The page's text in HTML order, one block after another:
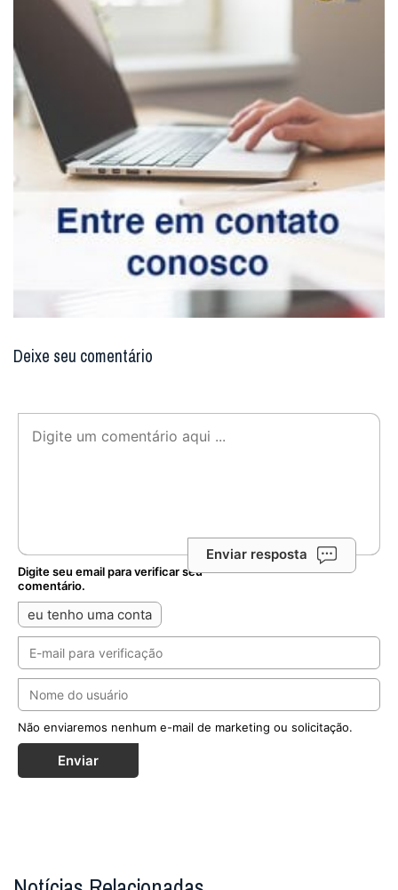
Deixe seu comentário
Enviar resposta
Digite seu email para verificar seu
comentário.
eu tenho uma conta
Não enviaremos nenhum e-mail de marketing ou solicitação.
Enviar